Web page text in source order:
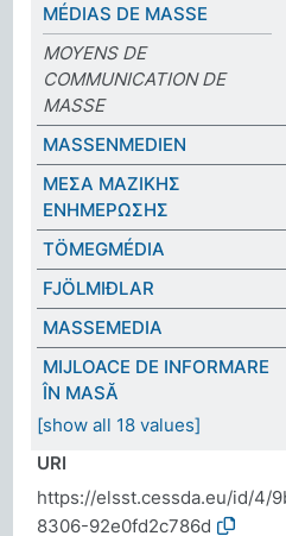
MÉDIAS DE MASSE
MOYENS DE
COMMUNICATION DE
MASSE
MASSENMEDIEN
ΜΕΣΑ ΜΑΖΙΚΗΣ
ΕΝΗΜΕΡΩΣΗΣ
TÖMEGMÉDIA
FJÖLMIÐLAR
MASSEMEDIA
MIJLOACE DE INFORMARE
ÎN MASĂ
[show all 18 values]
URI
https://elsst.cessda.eu/id/4/
8306-92e0fd2c786d